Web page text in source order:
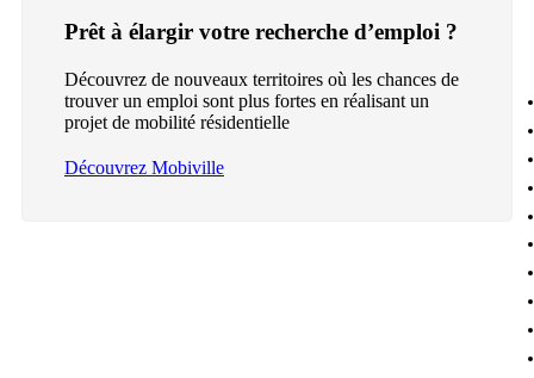
Prêt à élargir votre recherche d’emploi ?
Découvrez de nouveaux territoires où les chances de
trouver un emploi sont plus fortes en réalisant un
projet de mobilité résidentielle
Découvrez Mobiville